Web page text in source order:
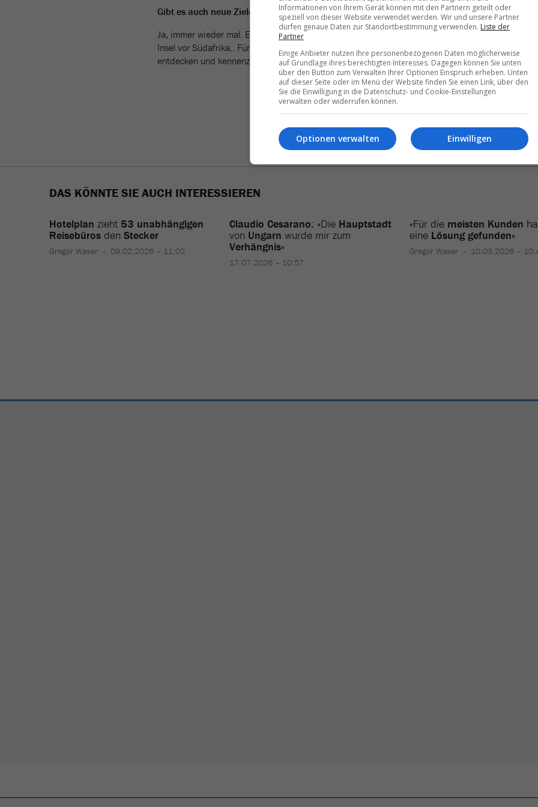
Gibt es auch neue Ziele?
Ja, immer wieder mal. Eine Mitarbeitende war etwa im letzten Jahr in St. Helena auf der Napoleon-
Insel vor Südafrika.. Für uns als Spezialist ist es wichtig, für unsere Kunden auch neue Ziele zu
entdecken und kennenzulernen.
DAS KÖNNTE SIE AUCH INTERESSIEREN
Hotelplan zieht 53 unabhängigen
Reisebüros den Stecker
Gregor Waser 09.02.2026 – 11:02
Claudio Cesarano: «Die Hauptstadt
von Ungarn wurde mir zum
Verhängnis»
17.07.2026 – 10:57
«Für die meisten Kunden
eine Lösung gefunden»
Gregor Waser 10.03.2026 –
Informationen von Ihrem Gerät können mit den Partnern geteilt oder
speziell von dieser Website verwendet werden. Wir und unsere Partner
dürfen genaue Daten zur Standortbestimmung verwenden. Liste der
Partner
Einige Anbieter nutzen Ihre personenbezogenen Daten möglicherweise
auf Grundlage ihres berechtigten Interesses. Dagegen können Sie unten
über den Button zum Verwalten Ihrer Optionen Einspruch erheben. Unten
auf dieser Seite oder im Menü der Website finden Sie einen Link, über den
Sie die Einwilligung in die Datenschutz- und Cookie-Einstellungen
verwalten oder widerrufen können.
Einwilligen
Optionen verwalten